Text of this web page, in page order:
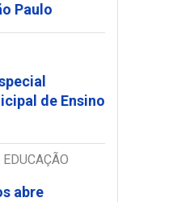
Paulo
de Ensino
abre